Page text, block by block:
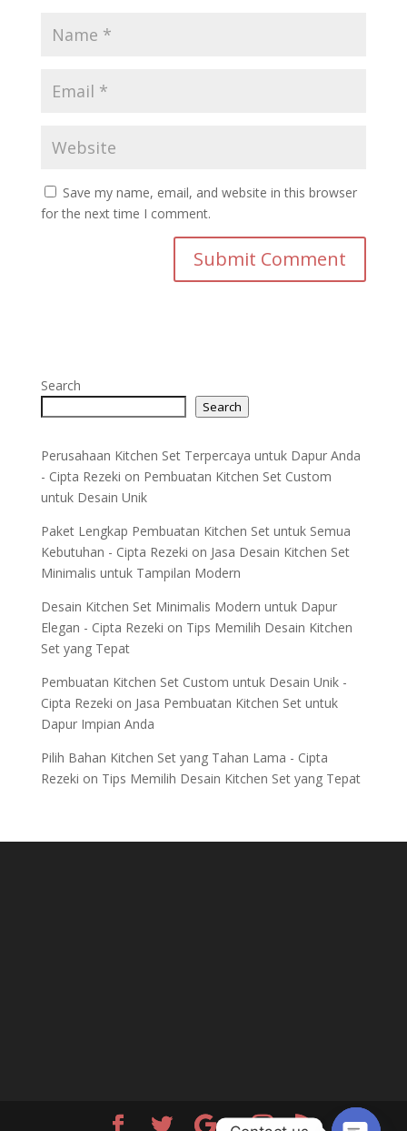
Save my name, email, and website in this browser
for the next time I comment.
Search
Search
Perusahaan Kitchen Set Terpercaya untuk Dapur Anda
- Cipta Rezeki on Pembuatan Kitchen Set Custom
untuk Desain Unik
Paket Lengkap Pembuatan Kitchen Set untuk Semua
Kebutuhan - Cipta Rezeki on Jasa Desain Kitchen Set
Minimalis untuk Tampilan Modern
Desain Kitchen Set Minimalis Modern untuk Dapur
Elegan - Cipta Rezeki on Tips Memilih Desain Kitchen
Set yang Tepat
Pembuatan Kitchen Set Custom untuk Desain Unik -
Cipta Rezeki on Jasa Pembuatan Kitchen Set untuk
Dapur Impian Anda
Pilih Bahan Kitchen Set yang Tahan Lama - Cipta
Rezeki on Tips Memilih Desain Kitchen Set yang Tepat